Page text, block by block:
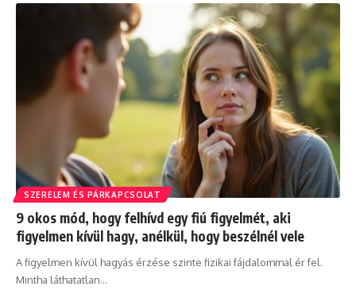
SZERELEM ÉS PÁRKAPCSOLAT
9 okos mód, hogy felhívd egy fiú figyelmét, aki
figyelmen kívül hagy, anélkül, hogy beszélnél vele
A figyelmen kívül hagyás érzése szinte fizikai fájdalommal ér fel.
Mintha láthatatlan…